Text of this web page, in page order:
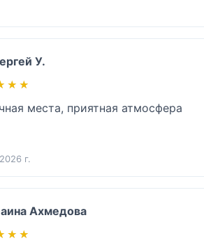
У.
места, приятная атмосфера
г.
Ахмедова